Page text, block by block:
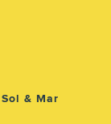
& Mar